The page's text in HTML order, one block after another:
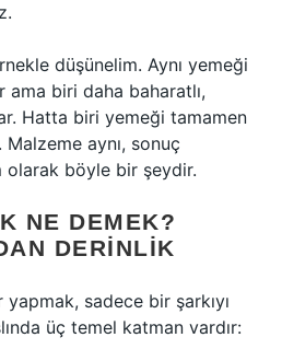
düşünelim. Aynı yemeği
ama biri daha baharatlı,
Hatta biri yemeği tamamen
aynı, sonuç
olarak böyle bir şeydir.
NE DEMEK?
DERINLIK
yapmak, sadece bir şarkıyı
üç temel katman vardır: